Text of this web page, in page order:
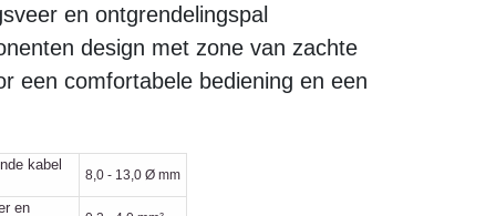
en ontgrendelingspal
design met zone van zachte
een comfortabele bediening en een
kabel
8,0 - 13,0 Ø mm
en